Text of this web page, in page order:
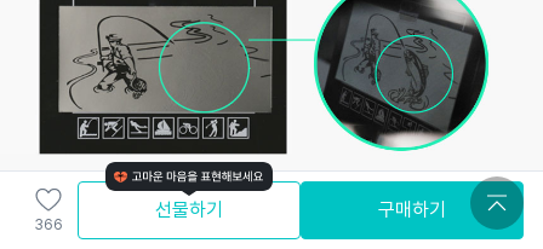
366
선물하기 구매하기